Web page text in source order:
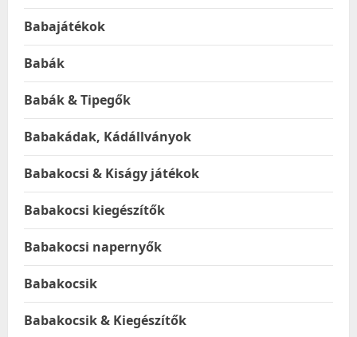
Babajátékok
Babák
Babák & Tipegők
Babakádak, Kádállványok
Babakocsi & Kiságy játékok
Babakocsi kiegészítők
Babakocsi napernyők
Babakocsik
Babakocsik & Kiegészítők